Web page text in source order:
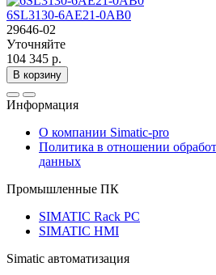
6SL3130-6AE21-0AB0
29646-02
Уточняйте
104 345 р.
В корзину
Информация
О компании Simatic-pro
Политика в отношении
данных
Промышленные ПК
SIMATIC Rack PC
SIMATIC HMI
Simatic автоматизация